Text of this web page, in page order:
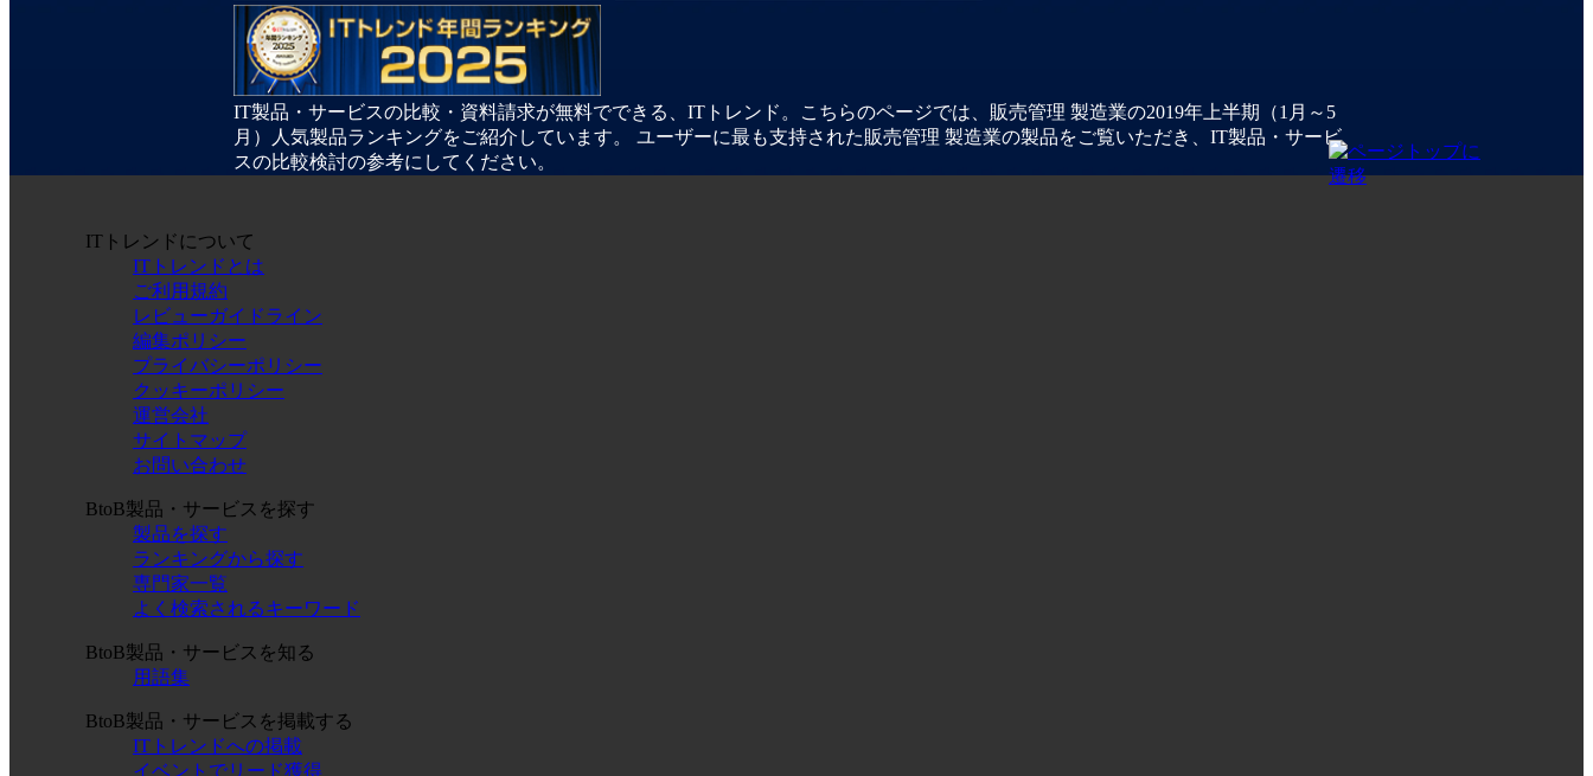
IT製品・サービスの比較・資料請求が無料でできる、ITトレンド。こちらのページでは、販売管理 製造業の2019年上半期（1月～5
月）人気製品ランキングをご紹介しています。 ユーザーに最も支持された販売管理 製造業の製品をご覧いただき、IT製品・サービ
スの比較検討の参考にしてください。
ITトレンドについて
ITトレンドとは
ご利用規約
レビューガイドライン
編集ポリシー
プライバシーポリシー
クッキーポリシー
運営会社
サイトマップ
お問い合わせ
BtoB製品・サービスを探す
製品を探す
ランキングから探す
専門家一覧
よく検索されるキーワード
BtoB製品・サービスを知る
用語集
BtoB製品・サービスを掲載する
ITトレンドへの掲載
イベントでリード獲得